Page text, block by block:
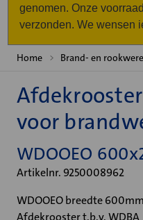
genomen. Onze
verzonden. We wensen
Home Brand- en
voor
WDOOEO
Artikelnr. 9250008962
WDOOEO breedte
Afdekrooster t.b.v. WDBA